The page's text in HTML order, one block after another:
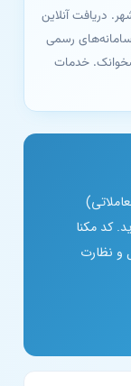
آنلاین
رسمی
پیشخوانک. خدمات
مکنا